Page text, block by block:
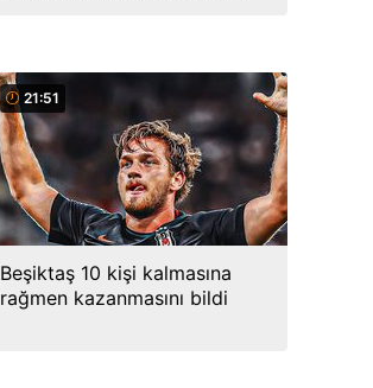
21:51
Beşiktaş 10 kişi kalmasına
rağmen kazanmasını bildi